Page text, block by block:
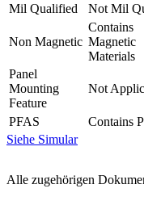
Mil Qualified
Not Mil
Non Magnetic
Contains
Magnetic
Materials
Panel
Mounting
Feature
Not
PFAS
Contains
Siehe Simular
Alle zugehörigen